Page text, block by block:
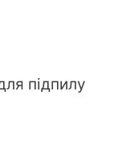
підпилу